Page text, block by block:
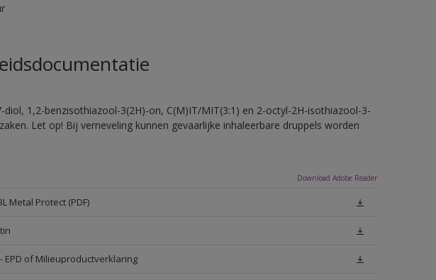
1,2-benzisothiazool-3(2H)-on, C(M)IT/MIT(3:1) en 2-octyl-2H-isothiazool-3-
Let op! Bij verneveling kunnen gevaarlijke inhaleerbare druppels worden
Download Adobe Reader
Metal Protect (PDF)
of Milieuproductverklaring